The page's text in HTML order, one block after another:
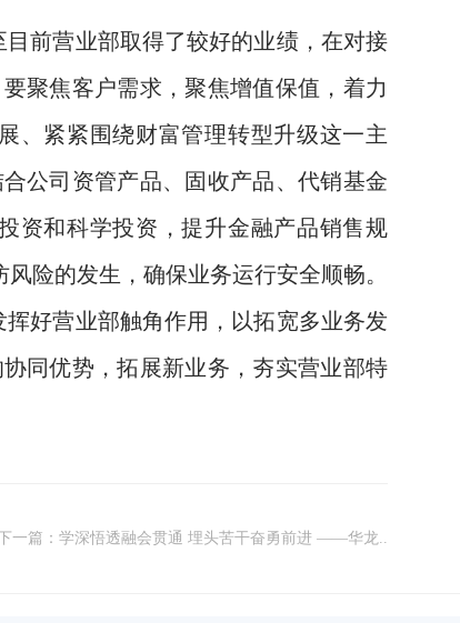
前营业部取得了较好的业绩，在对接
聚焦客户需求，聚焦增值保值，着力
、紧紧围绕财富管理转型升级这一主
公司资管产品、固收产品、代销基金
资和科学投资，提升金融产品销售规
险的发生，确保业务运行安全顺畅。
好营业部触角作用，以拓宽多业务发
同优势，拓展新业务，夯实营业部特
一篇：学深悟透融会贯通 埋头苦干奋勇前进 ——华龙..